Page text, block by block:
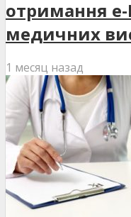
отримання е-
медичних
1 месяц назад